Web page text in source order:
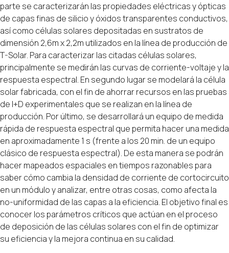
parte se caracterizarán las propiedades eléctricas y ópticas
de capas finas de silicio y óxidos transparentes conductivos,
así como células solares depositadas en sustratos de
dimensión 2,6m x 2,2m utilizados en la línea de producción de
T-Solar. Para caracterizar las citadas células solares,
principalmente se medirán las curvas de corriente-voltaje y la
respuesta espectral. En segundo lugar se modelará la célula
solar fabricada, con el fin de ahorrar recursos en las pruebas
de I+D experimentales que se realizan en la línea de
producción. Por último, se desarrollará un equipo de medida
rápida de respuesta espectral que permita hacer una medida
en aproximadamente 1 s (frente a los 20 min. de un equipo
clásico de respuesta espectral). De esta manera se podrán
hacer mapeados espaciales en tiempos razonables para
saber cómo cambia la densidad de corriente de cortocircuito
en un módulo y analizar, entre otras cosas, como afecta la
no-uniformidad de las capas a la eficiencia. El objetivo final es
conocer los parámetros críticos que actúan en el proceso
de deposición de las células solares con el fin de optimizar
su eficiencia y la mejora continua en su calidad.